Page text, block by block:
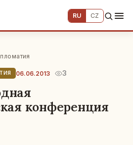
RU CZ
06.06.2013 3
конференция